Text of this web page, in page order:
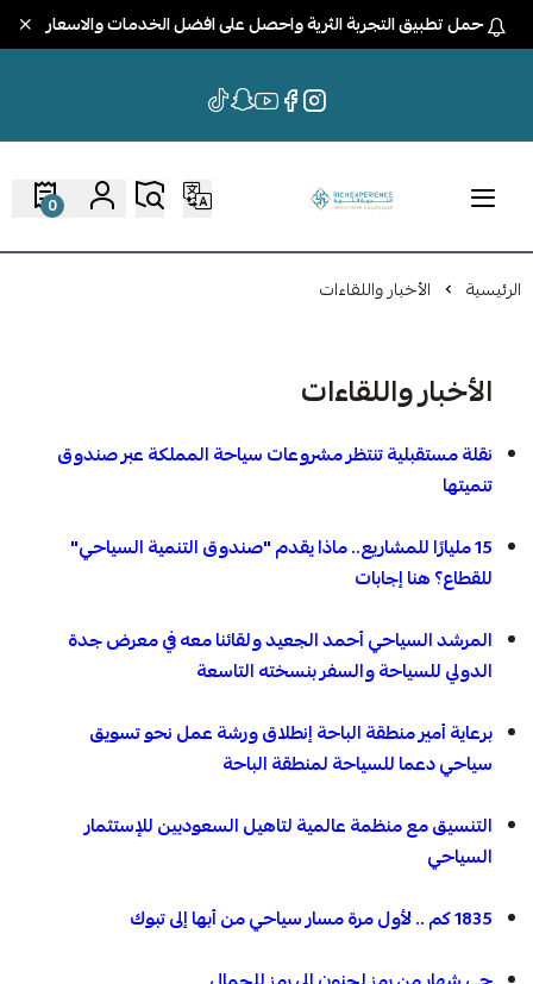
حمل تطبيق التجربة الثرية واحصل على افضل الخدمات والاسعار
0
الرئيسية الأخبار واللقاءات
الأخبار واللقاءات
نقلة مستقبلية تنتظر مشروعات سياحة المملكة عبر صندوق
تنميتها
15 مليارًا للمشاريع.. ماذا يقدم "صندوق التنمية السياحي"
للقطاع؟ هنا إجابات
المرشد السياحي أحمد الجعيد ولقائنا معه في معرض جدة
الدولي للسياحة والسفر بنسخته التاسعة
برعاية أمير منطقة الباحة إنطلاق ورشة عمل نحو تسويق
سياحي دعما للسياحة لمنطقة الباحة
التنسيق مع منظمة عالمية لتاهيل السعوديين للإستثمار
السياحي
1835 كم .. لأول مرة مسار سياحي من أبها إلى تبوك